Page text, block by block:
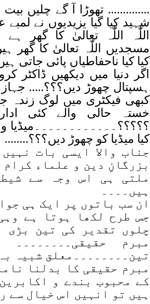
.............. تھوڑا آ گے چلیں
شہید کیا گیا یزیدیوں نے
اللّٰہ اللّٰہ تعالیٰ کا گھر
مسجدیں اللّٰہ تعالیٰ کا گھر
کیا کیا ناحفاطیاں پائی جاتی
اگر دنیا میں دیکھیں ڈاکٹر
ہسپتال چھوڑ دیں؟؟؟.....
کبھی فیکٹری میں لوگ زندہ
خستہ حالی والے کئی
؟؟؟؟؟۔۔۔۔۔۔۔۔۔۔۔۔میڈیا و
کیا میڈیا کو چھوڑ دیں؟؟؟........
جناب والا ایسی بات
بزرگانِ دین و علماء
ملتی ہی اس وجہ سے
ہیں۔۔۔۔
ان سب باتوں پر ایک ہی
جس طرح لکھا ہوتا ہے
چلوں تقدیر کی تین بڑی
مبرم
تین۔۔۔۔۔۔۔۔معلق شبیہ
مبرم حقیقی کا بدلنا
کے محبوب بندے و
ہیں تو انہیں اس خیال سے